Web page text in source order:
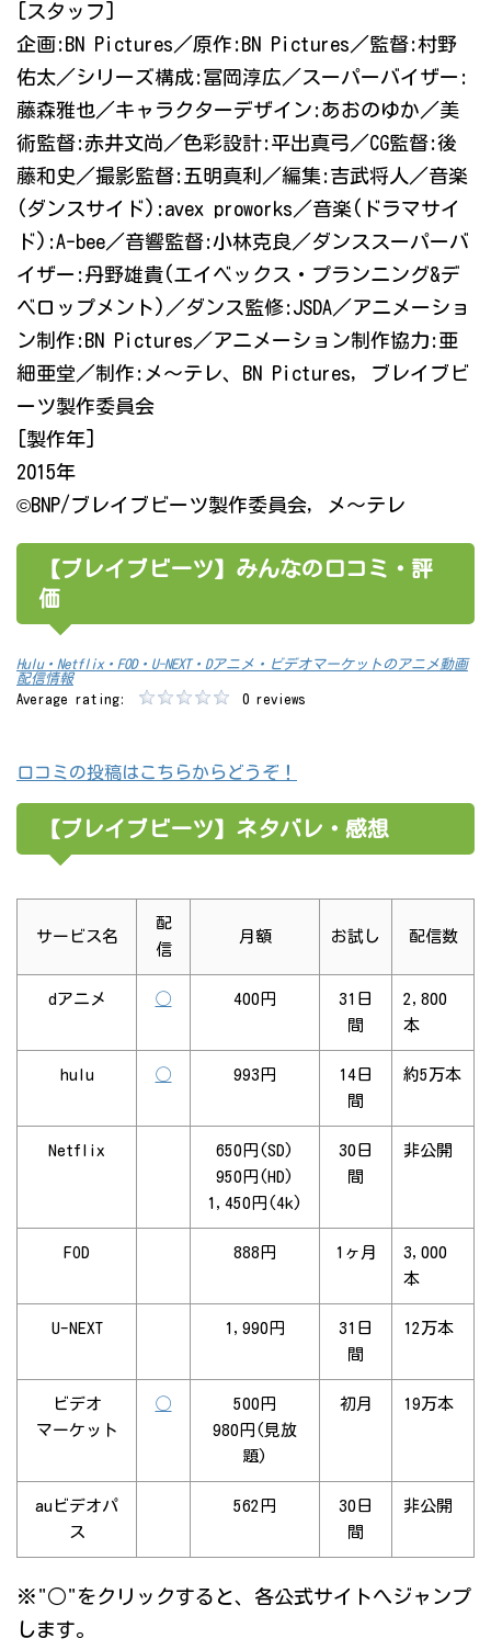
[スタッフ]
企画:BN Pictures／原作:BN Pictures／監督:村野
佑太／シリーズ構成:冨岡淳広／スーパーバイザー:
藤森雅也／キャラクターデザイン:あおのゆか／美
術監督:赤井文尚／色彩設計:平出真弓／CG監督:後
藤和史／撮影監督:五明真利／編集:吉武将人／音楽
(ダンスサイド):avex proworks／音楽(ドラマサイ
ド):A-bee／音響監督:小林克良／ダンススーパーバ
イザー:丹野雄貴(エイベックス・プランニング&デ
ベロップメント)／ダンス監修:JSDA／アニメーショ
ン制作:BN Pictures／アニメーション制作協力:亜
細亜堂／制作:メ～テレ、BN Pictures, ブレイブビ
ーツ製作委員会
[製作年]
2015年
©BNP/ブレイブビーツ製作委員会, メ～テレ
【ブレイブビーツ】みんなの口コミ・評
価
Hulu・Netflix・FOD・U-NEXT・Dアニメ・ビデオマーケットのアニメ動画
配信情報
Average rating:
0 reviews
口コミの投稿はこちらからどうぞ！
【ブレイブビーツ】ネタバレ・感想
サービス名
配
信
月額 お試し 配信数
dアニメ ◯ 400円
31日
間
2,800
本
hulu ◯ 993円
14日
間
約5万本
Netflix
650円(SD)
950円(HD)
1,450円(4k)
30日
間
非公開
FOD 888円 1ヶ月
3,000
本
U-NEXT 1,990円
31日
間
12万本
ビデオ
マーケット
◯
500円
980円(見放
題)
初月 19万本
auビデオパ
ス
562円
30日
間
非公開
※"○"をクリックすると、各公式サイトへジャンプ
します。